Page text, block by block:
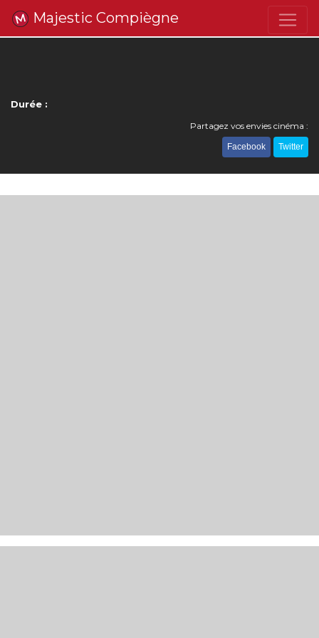
Majestic Compiègne
Durée :
Partagez vos envies cinéma :
Facebook Twitter